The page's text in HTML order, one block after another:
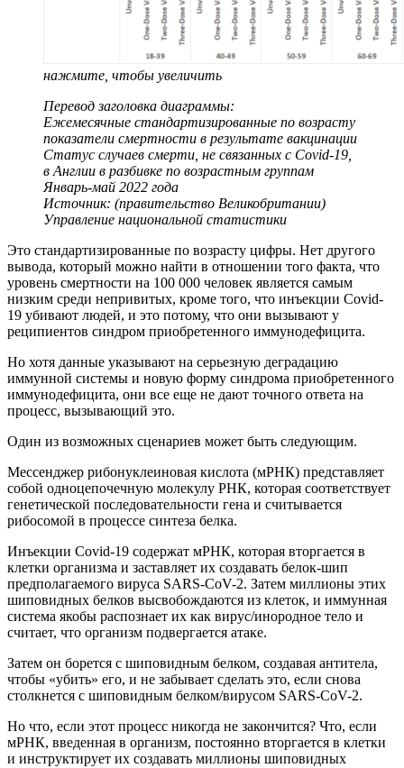
нажмите, чтобы увеличить
Перевод заголовка диаграммы:
Ежемесячные стандартизированные по возрасту
показатели смертности в результате вакцинации
Статус случаев смерти, не связанных с Covid-19,
в Англии в разбивке по возрастным группам
Январь-май 2022 года
Источник: (правительство Великобритании)
Управление национальной статистики
Это стандартизированные по возрасту цифры. Нет другого
вывода, который можно найти в отношении того факта, что
уровень смертности на 100 000 человек является самым
низким среди непривитых, кроме того, что инъекции Covid-
19 убивают людей, и это потому, что они вызывают у
реципиентов синдром приобретенного иммунодефицита.
Но хотя данные указывают на серьезную деградацию
иммунной системы и новую форму синдрома приобретенного
иммунодефицита, они все еще не дают точного ответа на
процесс, вызывающий это.
Один из возможных сценариев может быть следующим.
Мессенджер рибонуклеиновая кислота (мРНК) представляет
собой одноцепочечную молекулу РНК, которая соответствует
генетической последовательности гена и считывается
рибосомой в процессе синтеза белка.
Инъекции Covid-19 содержат мРНК, которая вторгается в
клетки организма и заставляет их создавать белок-шип
предполагаемого вируса SARS-CoV-2. Затем миллионы этих
шиповидных белков высвобождаются из клеток, и иммунная
система якобы распознает их как вирус/инородное тело и
считает, что организм подвергается атаке.
Затем он борется с шиповидным белком, создавая антитела,
чтобы «убить» его, и не забывает сделать это, если снова
столкнется с шиповидным белком/вирусом SARS-CoV-2.
Но что, если этот процесс никогда не закончится? Что, если
мРНК, введенная в организм, постоянно вторгается в клетки
и инструктирует их создавать миллионы шиповидных